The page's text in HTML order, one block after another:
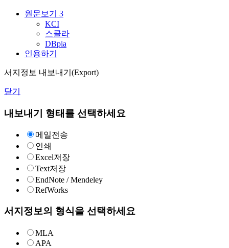
원문보기 3
KCI
스콜라
DBpia
인용하기
서지정보 내보내기(Export)
닫기
내보내기 형태를 선택하세요
메일전송
인쇄
Excel저장
Text저장
EndNote / Mendeley
RefWorks
서지정보의 형식을 선택하세요
MLA
APA